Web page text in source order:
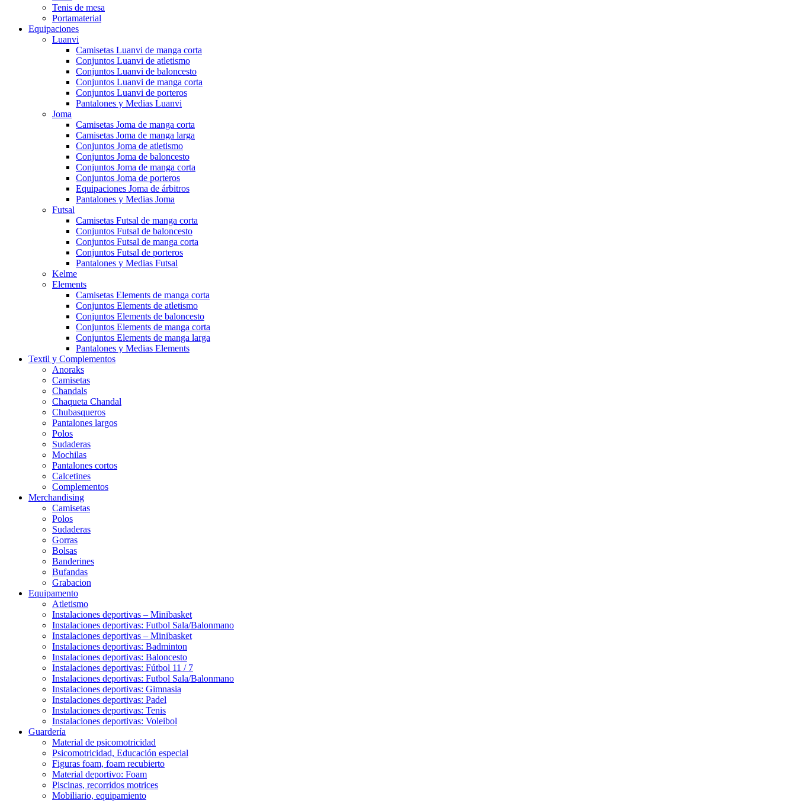
Tenis de mesa
Portamaterial
Equipaciones
Luanvi
Camisetas Luanvi de manga corta
Conjuntos Luanvi de atletismo
Conjuntos Luanvi de baloncesto
Conjuntos Luanvi de manga corta
Conjuntos Luanvi de porteros
Pantalones y Medias Luanvi
Joma
Camisetas Joma de manga corta
Camisetas Joma de manga larga
Conjuntos Joma de atletismo
Conjuntos Joma de baloncesto
Conjuntos Joma de manga corta
Conjuntos Joma de porteros
Equipaciones Joma de árbitros
Pantalones y Medias Joma
Futsal
Camisetas Futsal de manga corta
Conjuntos Futsal de baloncesto
Conjuntos Futsal de manga corta
Conjuntos Futsal de porteros
Pantalones y Medias Futsal
Kelme
Elements
Camisetas Elements de manga corta
Conjuntos Elements de atletismo
Conjuntos Elements de baloncesto
Conjuntos Elements de manga corta
Conjuntos Elements de manga larga
Pantalones y Medias Elements
Textil y Complementos
Anoraks
Camisetas
Chandals
Chaqueta Chandal
Chubasqueros
Pantalones largos
Polos
Sudaderas
Mochilas
Pantalones cortos
Calcetines
Complementos
Merchandising
Camisetas
Polos
Sudaderas
Gorras
Bolsas
Banderines
Bufandas
Grabacion
Equipamento
Atletismo
Instalaciones deportivas – Minibasket
Instalaciones deportivas: Futbol Sala/Balonmano
Instalaciones deportivas – Minibasket
Instalaciones deportivas: Badminton
Instalaciones deportivas: Baloncesto
Instalaciones deportivas: Fútbol 11 / 7
Instalaciones deportivas: Futbol Sala/Balonmano
Instalaciones deportivas: Gimnasia
Instalaciones deportivas: Padel
Instalaciones deportivas: Tenis
Instalaciones deportivas: Voleibol
Guardería
Material de psicomotricidad
Psicomotricidad, Educación especial
Figuras foam, foam recubierto
Material deportivo: Foam
Piscinas, recorridos motrices
Mobiliario, equipamiento